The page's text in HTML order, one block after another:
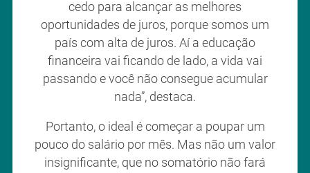
cedo para alcançar as melhores
oportunidades de juros, porque somos um
país com alta de juros. Aí a educação
financeira vai ficando de lado, a vida vai
passando e você não consegue acumular
nada”, destaca.
Portanto, o ideal é começar a poupar um
pouco do salário por mês. Mas não um valor
insignificante, que no somatório não fará